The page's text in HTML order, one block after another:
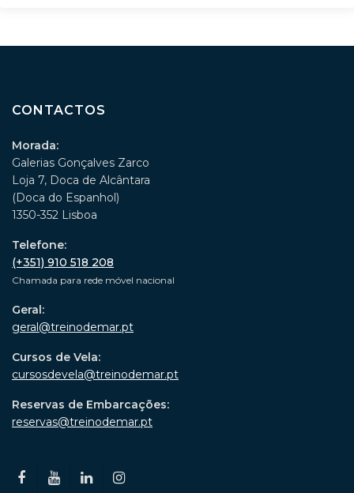
CONTACTOS
Morada:
Galerias Gonçalves Zarco
Loja 7, Doca de Alcântara
(Doca do Espanhol)
1350-352 Lisboa
Telefone:
(+351) 910 518 208
Chamada para rede móvel nacional
Geral:
geral@treinodemar.pt
Cursos de Vela:
cursosdevela@treinodemar.pt
Reservas de Embarcações:
reservas@treinodemar.pt